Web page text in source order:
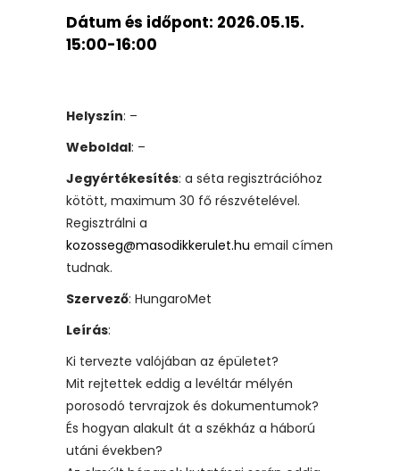
Dátum és időpont: 2026.05.15.
15:00-16:00
Helyszín: –
Weboldal: –
Jegyértékesítés: a séta regisztrációhoz
kötött, maximum 30 fő részvételével.
Regisztrálni a
kozosseg@masodikkerulet.hu email címen
tudnak.
Szervező: HungaroMet
Leírás:
Ki tervezte valójában az épületet?
Mit rejtettek eddig a levéltár mélyén
porosodó tervrajzok és dokumentumok?
És hogyan alakult át a székház a háború
utáni években?